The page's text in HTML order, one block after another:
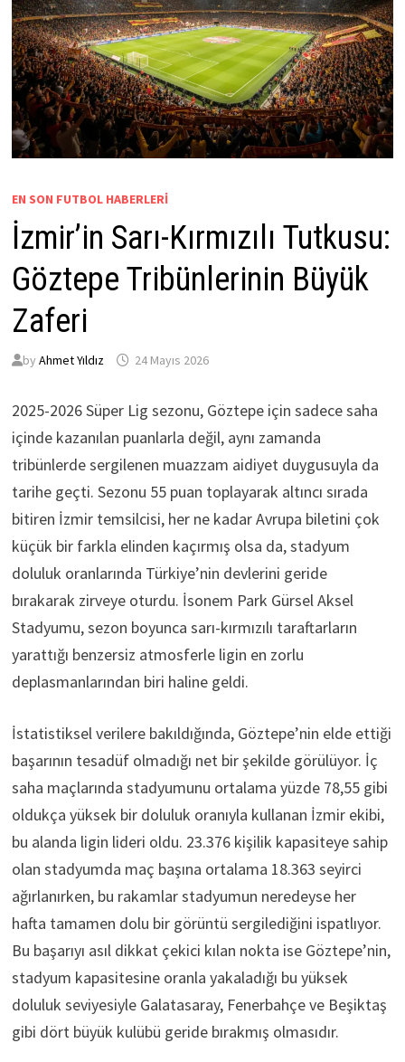
EN SON FUTBOL HABERLERI
İzmir’in Sarı-Kırmızılı Tutkusu:
Göztepe Tribünlerinin Büyük
Zaferi
by Ahmet Yıldız 24 Mayıs 2026
2025-2026 Süper Lig sezonu, Göztepe için sadece saha
içinde kazanılan puanlarla değil, aynı zamanda
tribünlerde sergilenen muazzam aidiyet duygusuyla da
tarihe geçti. Sezonu 55 puan toplayarak altıncı sırada
bitiren İzmir temsilcisi, her ne kadar Avrupa biletini çok
küçük bir farkla elinden kaçırmış olsa da, stadyum
doluluk oranlarında Türkiye’nin devlerini geride
bırakarak zirveye oturdu. İsonem Park Gürsel Aksel
Stadyumu, sezon boyunca sarı-kırmızılı taraftarların
yarattığı benzersiz atmosferle ligin en zorlu
deplasmanlarından biri haline geldi.
İstatistiksel verilere bakıldığında, Göztepe’nin elde ettiği
başarının tesadüf olmadığı net bir şekilde görülüyor. İç
saha maçlarında stadyumunu ortalama yüzde 78,55 gibi
oldukça yüksek bir doluluk oranıyla kullanan İzmir ekibi,
bu alanda ligin lideri oldu. 23.376 kişilik kapasiteye sahip
olan stadyumda maç başına ortalama 18.363 seyirci
ağırlanırken, bu rakamlar stadyumun neredeyse her
hafta tamamen dolu bir görüntü sergilediğini ispatlıyor.
Bu başarıyı asıl dikkat çekici kılan nokta ise Göztepe’nin,
stadyum kapasitesine oranla yakaladığı bu yüksek
doluluk seviyesiyle Galatasaray, Fenerbahçe ve Beşiktaş
gibi dört büyük kulübü geride bırakmış olmasıdır.